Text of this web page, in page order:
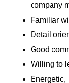
company
Familiar
Detail
Good
Willing to